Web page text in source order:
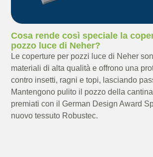
Cosa rende così speciale la
pozzo luce di Neher?
Le coperture per pozzi luce di Neher
materiali di alta qualità e offrono una
contro insetti, ragni e topi, lasciando
Mantengono pulito il pozzo della
premiati con il German Design Award
nuovo tessuto Robustec.